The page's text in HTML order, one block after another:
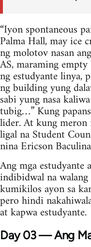
“Iyon spontaneous
Palma Hall, may ice
ng molotov nasan
AS, maraming
ng estudyante linya,
ng building yung
sabi yung nasa
tubig…” Kung
lider. At kung
ligal na Student
nina Ericson
Ang mga estudyante
indibidwal na
kumikilos ayon sa
pero hindi
at kapwa estudyante.
Day 03 — Ang